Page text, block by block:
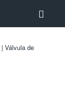
| Válvula de